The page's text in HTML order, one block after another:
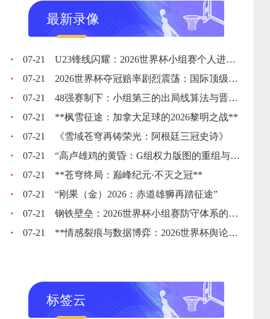
最新录像
· 07-21
U23锋线闪耀：2026世界杯小组赛个人进球全记录
·
07-21
2026世界杯夺冠赔率剧烈震荡：国际顶级机构最新榜单出炉
·
07-21
48强赛制下：小组第三的出局线算法与晋级门槛推演
·
07-21
**枫雪征途：加拿大足球的2026黎明之战**
·
07-21
《雪域苍穹再铸荣光：阿根廷三冠史诗》
·
07-21
“高卢雄鸡的黄昏：G组权力版图的重组与裂变”
·
07-21
**苍穹终局：巅峰纪元·不灭之冠**
·
07-21
“刚果（金）2026：赤道雄狮再踏征途”
·
07-21
钢铁壁垒：2026世界杯小组赛防守体系的极致博弈
·
07-21 **情感裂痕与数据博弈：2026世界杯舆论风暴的多维解构**
标签云